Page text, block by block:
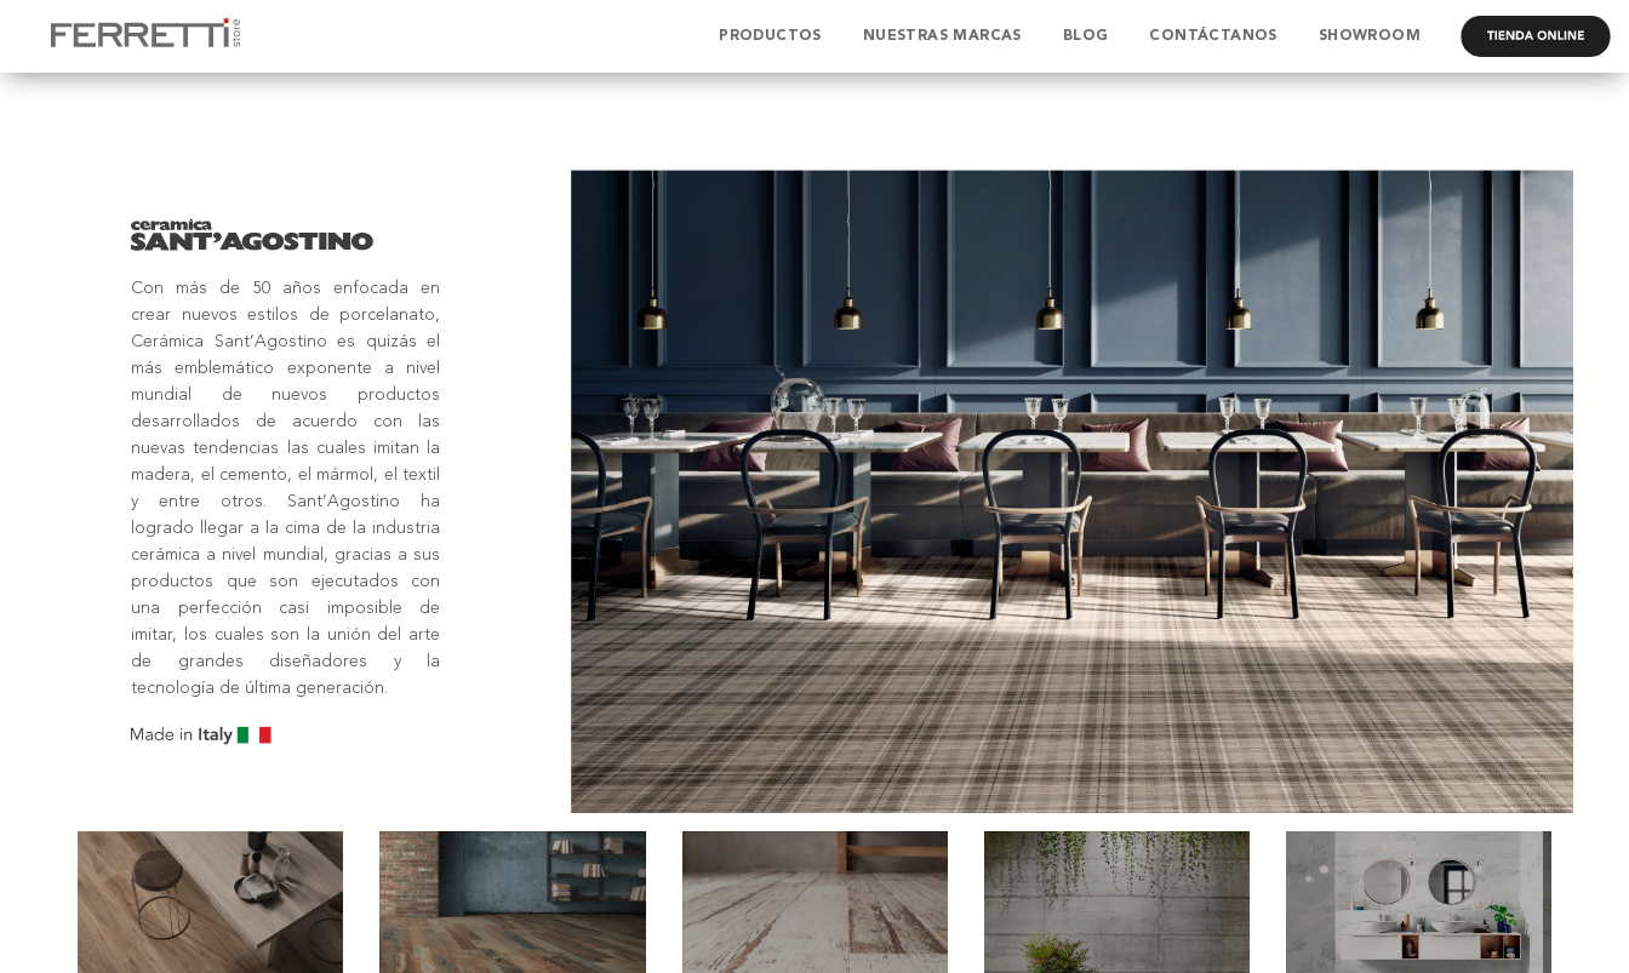
PRODUCTOS NUESTRAS MARCAS BLOG CONTÁCTANOS SHOWROOM .
Con más de 50 años enfocada en
crear nuevos estilos de porcelanato,
Cerámica Sant’Agostino es quizás el
más emblemático exponente a nivel
mundial de nuevos productos
desarrollados de acuerdo con las
nuevas tendencias las cuales imitan la
madera, el cemento, el mármol, el textil
y entre otros. Sant’Agostino ha
logrado llegar a la cima de la industria
cerámica a nivel mundial, gracias a sus
productos que son ejecutados con
una perfección casi imposible de
imitar, los cuales son la unión del arte
de grandes diseñadores y la
tecnología de última generación.